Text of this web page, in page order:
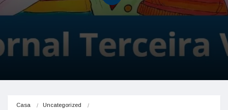
Casa Uncategorized